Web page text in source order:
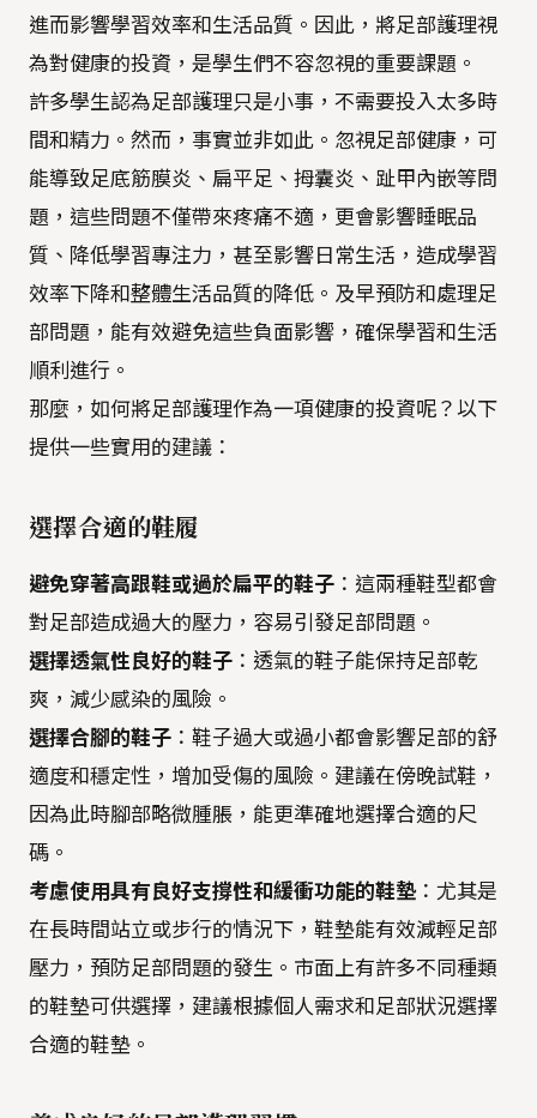
進而影響學習效率和生活品質。因此，將足部護理視
為對健康的投資，是學生們不容忽視的重要課題。
許多學生認為足部護理只是小事，不需要投入太多時
間和精力。然而，事實並非如此。忽視足部健康，可
能導致足底筋膜炎、扁平足、拇囊炎、趾甲內嵌等問
題，這些問題不僅帶來疼痛不適，更會影響睡眠品
質、降低學習專注力，甚至影響日常生活，造成學習
效率下降和整體生活品質的降低。及早預防和處理足
部問題，能有效避免這些負面影響，確保學習和生活
順利進行。
那麼，如何將足部護理作為一項健康的投資呢？以下
提供一些實用的建議：
選擇合適的鞋履
避免穿著高跟鞋或過於扁平的鞋子 ：這兩種鞋型都會
對足部造成過大的壓力，容易引發足部問題。
選擇透氣性良好的鞋子 ：透氣的鞋子能保持足部乾
爽，減少感染的風險。
選擇合腳的鞋子 ：鞋子過大或過小都會影響足部的舒
適度和穩定性，增加受傷的風險。建議在傍晚試鞋，
因為此時腳部略微腫脹，能更準確地選擇合適的尺
碼。
考慮使用具有良好支撐性和緩衝功能的鞋墊：尤其是
在長時間站立或步行的情況下，鞋墊能有效減輕足部
壓力，預防足部問題的發生。市面上有許多不同種類
的鞋墊可供選擇，建議根據個人需求和足部狀況選擇
合適的鞋墊。